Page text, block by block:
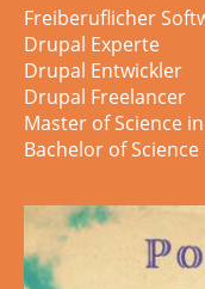
Freiberuflicher
Drupal Experte
Drupal Entwickler
Drupal Freelancer
Master of Science
Bachelor of